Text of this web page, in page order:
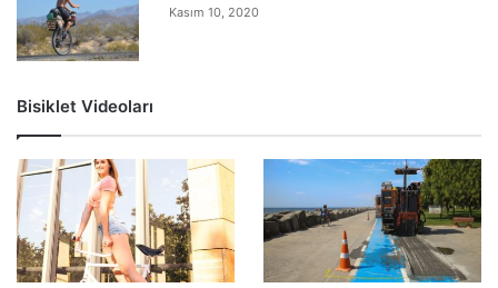
Kasım 10, 2020
Bisiklet Videoları
0